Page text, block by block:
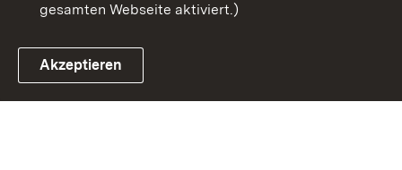
Link zum Landesportal
gesamten Webseite aktiviert.)
Akzeptieren